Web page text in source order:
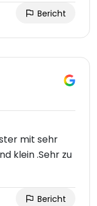
Bericht
mit sehr
klein .Sehr zu
Bericht